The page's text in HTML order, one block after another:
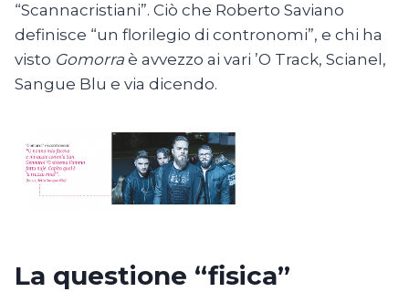
“Scannacristiani”. Ciò che Roberto Saviano
definisce “un florilegio di contronomi”, e chi ha
visto Gomorra è avvezzo ai vari ’O Track, Scianel,
Sangue Blu e via dicendo.
La questione “fisica”